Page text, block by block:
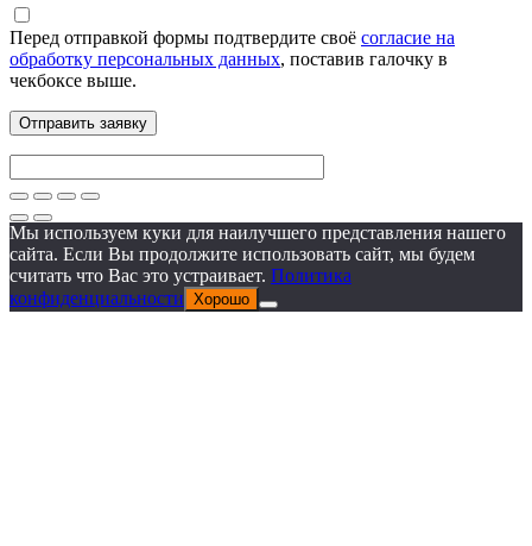
Перед отправкой формы подтвердите своё согласие на
обработку персональных данных, поставив галочку в
чекбоксе выше.
Мы используем куки для наилучшего представления нашего
сайта. Если Вы продолжите использовать сайт, мы будем
считать что Вас это устраивает. Политика
конфиденциальности Хорошо